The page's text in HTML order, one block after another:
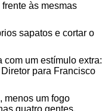
às mesmas
sapatos e cortar o
um estímulo extra:
para Francisco
menos um fogo
quatro gentes,